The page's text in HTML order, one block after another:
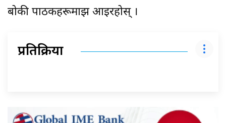
बोकी पाठकहरूमाझ आइरहोस् ।
प्रतिक्रिया